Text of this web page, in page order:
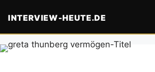
Inhalt
INTERVIEW-HEUTE.DE